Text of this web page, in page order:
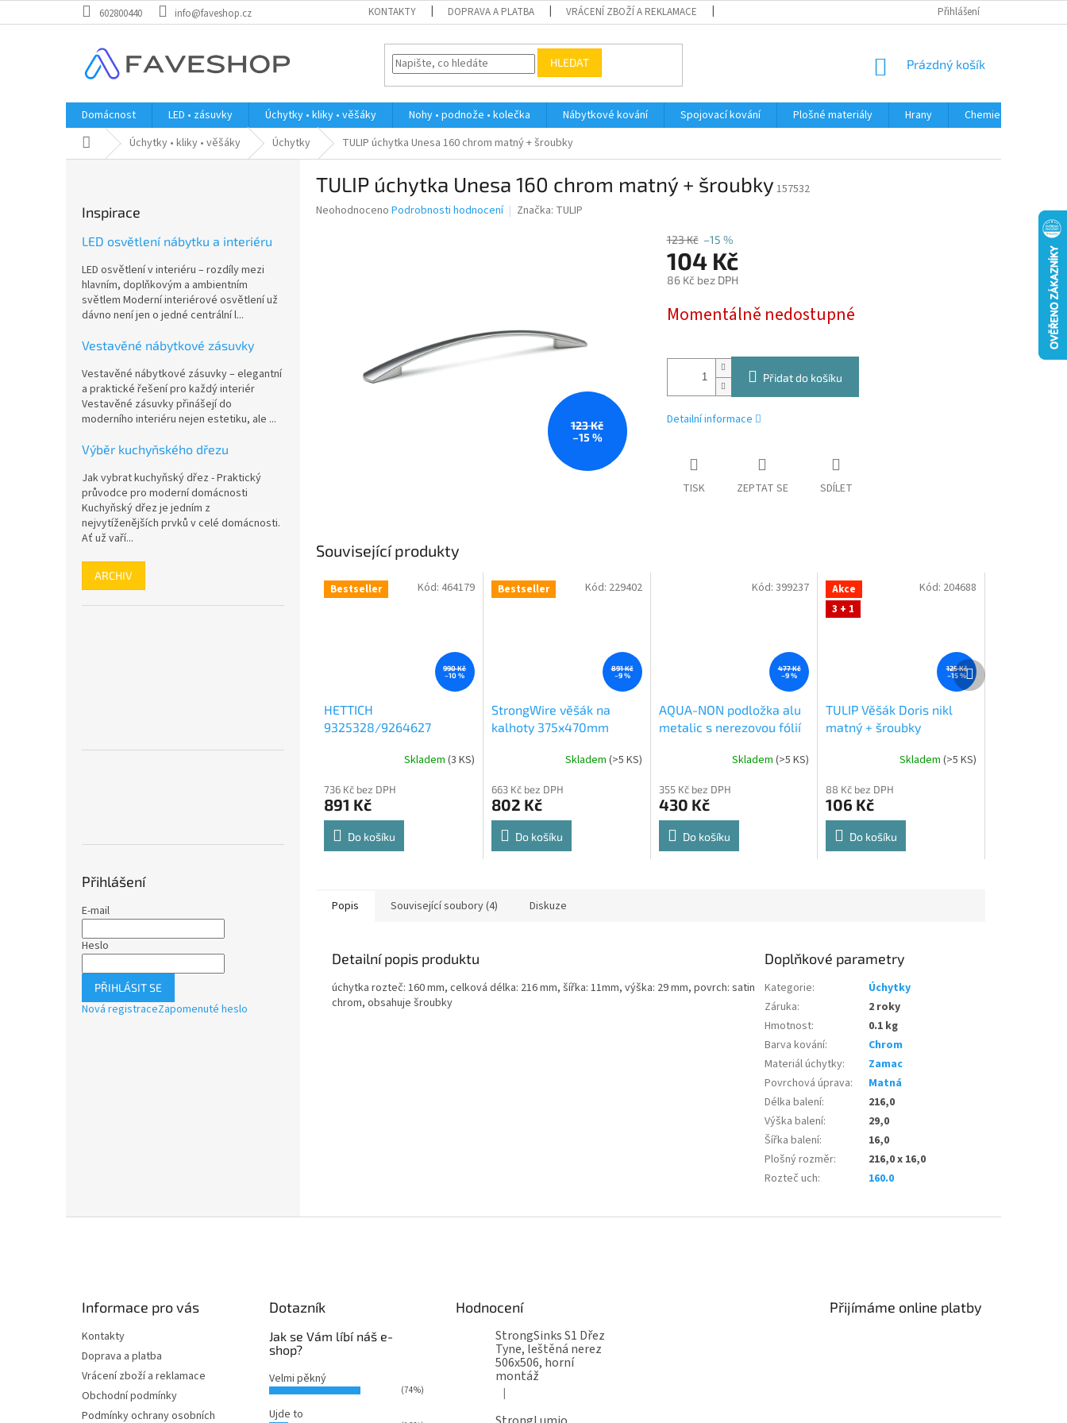
na
602800440 info@faveshop.cz KONTAKTY DOPRAVA A PLATBA VRÁCENÍ ZBOŽÍ A REKLAMACE PODMÍNKY OCHRANY OSOBNÍCH ÚDAJŮ
Přihlášení
HLEDAT
NÁKUPNÍ
Prázdný košík
Domácnost LED • zásuvky Úchytky • kliky • věšáky Nohy • podnože • kolečka Nábytkové kování Spojovací kování Plošné materiály Hrany
Chemie • doplňky
Domů Úchytky • kliky • věšáky Úchytky TULIP úchytka Unesa 160 chrom matný + šroubky
Inspirace
LED osvětlení nábytku a interiéru
LED osvětlení v interiéru – rozdíly mezi
hlavním, doplňkovým a ambientním
světlem Moderní interiérové osvětlení už
dávno není jen o jedné centrální l...
Vestavěné nábytkové zásuvky
Vestavěné nábytkové zásuvky – elegantní
a praktické řešení pro každý interiér
Vestavěné zásuvky přinášejí do
moderního interiéru nejen estetiku, ale ...
Výběr kuchyňského dřezu
Jak vybrat kuchyňský dřez - Praktický
průvodce pro moderní domácnosti
Kuchyňský dřez je jedním z
nejvytíženějších prvků v celé domácnosti.
Ať už vaří...
ARCHIV
Přihlášení
E-mail
Heslo
PŘIHLÁSIT SE
Nová registraceZapomenuté heslo
TULIP úchytka Unesa 160 chrom matný + šroubky 157532
Průměrné
Neohodnoceno Podrobnosti hodnocení Značka: TULIP
123 Kč
–15 %
123 Kč –15 %
104 Kč
86 Kč bez DPH
cena:
Momentálně nedostupné
Přidat do košíku
Detailní informace
TISK ZEPTAT SE SDÍLET
Související produkty
Bestseller
990 Kč
–10 %
HETTICH
9325328/9264627
produktu
je
4,8
5
Skladem (3 KS)
736 Kč bez DPH
891 Kč
Do košíku
Kód: 464179 Bestseller
891 Kč
–9 %
StrongWire věšák na
kalhoty 375x470mm
produktu
je
4,8
5
Skladem (>5 KS)
663 Kč bez DPH
802 Kč
Do košíku
Kód: 229402
477 Kč
–9 %
AQUA-NON podložka alu
metalic s nerezovou fólií
produktu
je
4,6
5
Skladem(>5 KS)
355 Kč bez DPH
430 Kč
Do košíku
Kód:399237
Akce
3 + 1
125 Kč
–15 %
TULIP Věšák Doris nikl
matný + šroubky
produktu
je
5,0
5
Skladem(>5 KS)
88 Kč bez DPH
106 Kč
Do košíku
Kód: 204688
Další
produkt
Popis Související soubory (4) Diskuze
Detailní popis produktu
úchytka rozteč: 160 mm, celková délka: 216 mm, šířka: 11mm, výška: 29 mm, povrch: satin
chrom, obsahuje šroubky
Doplňkové parametry
Kategorie:
Úchytky
Záruka:
2 roky
Hmotnost:
0.1 kg
Barva kování:
Chrom
Materiál úchytky:
Zamac
Povrchová úprava:
Matná
Délka balení:
216,0
Výška balení:
29,0
Šířka balení:
16,0
Plošný rozměr:
216,0 x 16,0
Rozteč uch: 160.0
Informace pro vás
Kontakty
Doprava a platba
Vrácení zboží a reklamace
Obchodní podmínky
Podmínky ochrany osobních
Dotazník
Jak se Vám líbí náš e-
shop?
Velmi pěkný
(74%)
Ujde to
Hodnocení
StrongSinks S1 Dřez
Tyne, leštěná nerez
506x506, horní
montáž
Hodnocení produktu je 5 z 5 hvězdiček.
|
Přijímáme online platby